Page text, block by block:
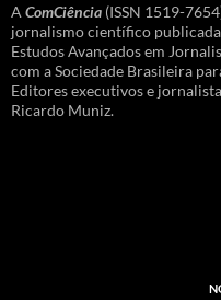
A ComCiência (ISSN 1519-
jornalismo científico
Estudos Avançados em
com a Sociedade Brasileira
Editores executivos e
Ricardo Muniz.